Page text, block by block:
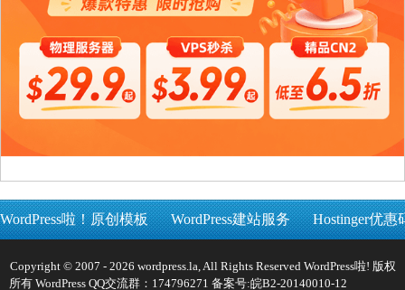
WordPress啦！原创模板 WordPress建站服务 Hostinger优惠
Copyright © 2007 - 2026 wordpress.la, All Rights Reserved WordPress啦! 版权
所有 WordPress QQ交流群：174796271 备案号:皖B2-20140010-12